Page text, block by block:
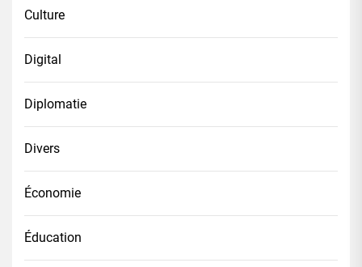
Culture
Digital
Diplomatie
Divers
Économie
Éducation